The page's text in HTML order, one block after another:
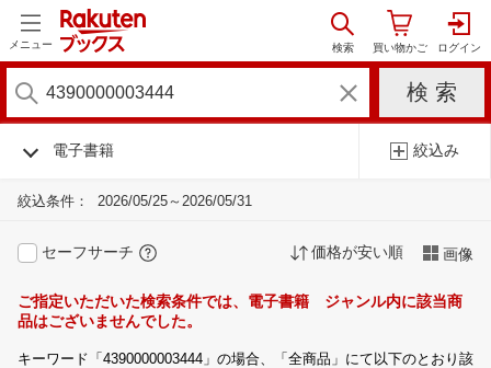
メニュー
電子書籍 絞込み
絞込条件： 2026/05/25～2026/05/31
セーフサーチ 価格が安い順 画像
ご指定いただいた検索条件では、電子書籍 ジャンル内に該当商
品はございませんでした。
キーワード「4390000003444」の場合、「全商品」にて以下のとおり該